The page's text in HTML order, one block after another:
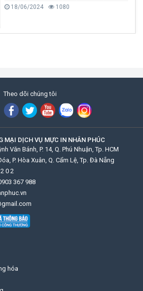
18/06/2024 1080
Theo dõi chúng tôi
MẠI DỊCH VỤ MỰC IN NHÂN PHÚC
Văn Bánh, P. 14, Q. Phú Nhuận, Tp. HCM
P. Hòa Xuân, Q. Cẩm Lệ, Tp. Đà Nẵng
0 2
367 988
hóa